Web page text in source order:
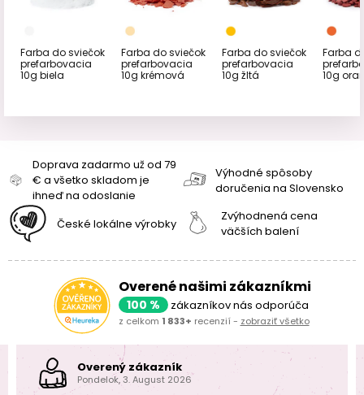
Farba do sviečok
prefarbovacia
10g biela
Farba do sviečok
prefarbovacia
10g krémová
Farba do sviečok
prefarbovacia
10g žltá
Farba
10g
Doprava zadarmo už od 79
€ a všetko skladom je
ihneď na odoslanie
Výhodné spôsoby
doručenia na Slovensko
České lokálne výrobky
Zvýhodnená cena
väčších balení
Overené našimi zákazníkmi
100 % zákazníkov nás odporúča
z celkom 1 833+ recenzií - zobraziť všetko
Overený zákazník
Pondelok, 3. August 2026